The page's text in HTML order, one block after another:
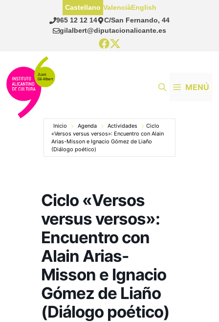
965 12 12 14
C/San Fernando, 44
gilalbert@diputacionalicante.es
Castellano ValenciàEnglish
MENÚ
Inicio Agenda Actividades
Ciclo
«Versos versus versos»: Encuentro con Alain
Arias-Misson e Ignacio Gómez de Liaño
(Diálogo poético)
Ciclo «Versos
versus versos»:
Encuentro con
Alain Arias-
Misson e Ignacio
Gómez de Liaño
(Diálogo poético)